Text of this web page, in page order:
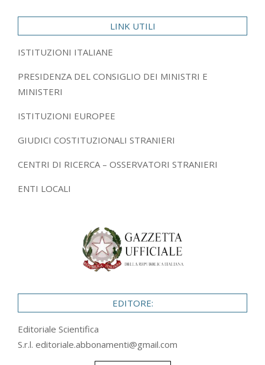
LINK UTILI
ISTITUZIONI ITALIANE
PRESIDENZA DEL CONSIGLIO DEI MINISTRI E
MINISTERI
ISTITUZIONI EUROPEE
GIUDICI COSTITUZIONALI STRANIERI
CENTRI DI RICERCA – OSSERVATORI STRANIERI
ENTI LOCALI
EDITORE:
Editoriale Scientifica
S.r.l. editoriale.abbonamenti@gmail.com